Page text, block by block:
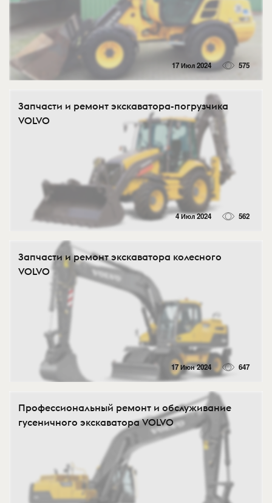
17 Июл 2024 575
Запчасти и ремонт экскаватора-погрузчика
VOLVO
4 Июл 2024 562
Запчасти и ремонт экскаватора колесного
VOLVO
17 Июн 2024 647
Профессиональный ремонт и обслуживание
гусеничного экскаватора VOLVO